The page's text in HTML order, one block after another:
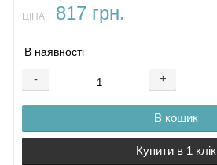
ЦІНА: 817 грн.
В наявності
- +
В кошик
Купити в 1 клік